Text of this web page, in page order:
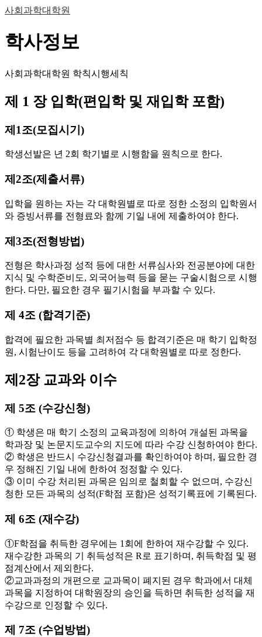
사회과학대학원
학사정보
사회과학대학원 학칙시행세칙
제 1 장 입학(편입학 및 재입학 포함)
제1조(모집시기)
학생선발은 년 2회 학기별로 시행함을 원칙으로 한다.
제2조(제출서류)
입학을 원하는 자는 각 대학원별로 따로 정한 소정의 입학원서
와 증빙서류를 전형료와 함께 기일 내에 제출하여야 한다.
제3조(전형방법)
전형은 학사과정 성적 등에 대한 서류심사와 전공분야에 대한
지식 및 수학준비도, 외국어능력 등을 묻는 구술시험으로 시행
한다. 다만, 필요한 경우 필기시험을 부과할 수 있다.
제 4조 (합격기준)
합격에 필요한 과목별 최저점수 등 합격기준은 매 학기 입학정
원, 시험난이도 등을 고려하여 각 대학원별로 따로 정한다.
제2장 교과와 이수
제 5조 (수강신청)
① 학생은 매 학기 소정의 교육과정에 의하여 개설된 과목을
학과장 및 논문지도교수의 지도에 따라 수강 신청하여야 한다.
② 학생은 반드시 수강신청결과를 확인하여야 하며, 필요한 경
우 정해진 기일 내에 한하여 정정할 수 있다.
③ 이미 수강 처리된 과목은 임의로 철회할 수 없으며, 수강신
청한 모든 과목의 성적(F학점 포함)은 성적기록표에 기록된다.
제 6조 (재수강)
①F학점을 취득한 경우에는 1회에 한하여 재수강할 수 있다.
재수강한 과목의 기 취득성적은 R로 표기하며, 취득학점 및 평
점계산에서 제외한다.
②교과과정의 개편으로 교과목이 폐지된 경우 학과에서 대체
과목을 지정하여 대학원장의 승인을 득하면 취득한 성적을 재
수강으로 인정할 수 있다.
제 7조 (수업방법)